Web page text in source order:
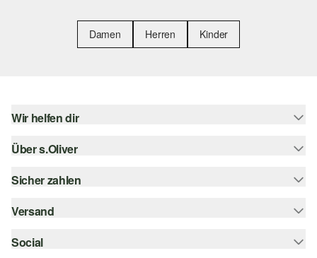
Damen Herren Kinder
Wir helfen dir
Hilfe & FAQ
Top-Kategorien
Über s.Oliver
s.Oliver Magazin
Sicher zahlen
Rechnung
Versand
Sendungsverfolgung
Social